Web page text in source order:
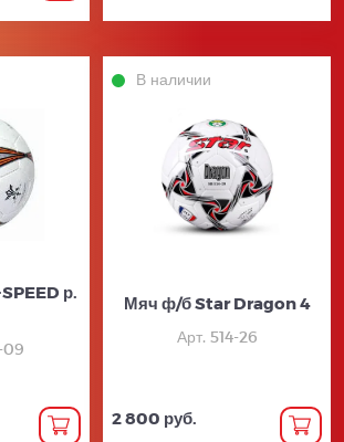
р.
09
В наличии
Мяч ф/б Star Dragon 4
Арт. 514-26
2 800 руб.